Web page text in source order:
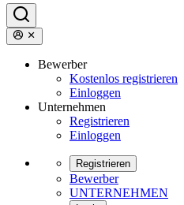
Bewerber
Kostenlos registrieren
Einloggen
Unternehmen
Registrieren
Einloggen
Registrieren
Bewerber
UNTERNEHMEN